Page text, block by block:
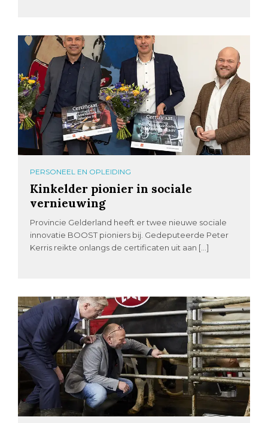
PERSONEEL EN OPLEIDING
Kinkelder pionier in sociale
vernieuwing
Provincie Gelderland heeft er twee nieuwe sociale
innovatie BOOST pioniers bij. Gedeputeerde Peter
Kerris reikte onlangs de certificaten uit aan […]